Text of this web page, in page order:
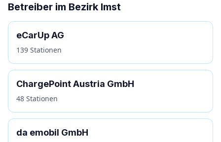
Betreiber im Bezirk Imst
eCarUp AG
139 Stationen
ChargePoint Austria GmbH
48 Stationen
da emobil GmbH